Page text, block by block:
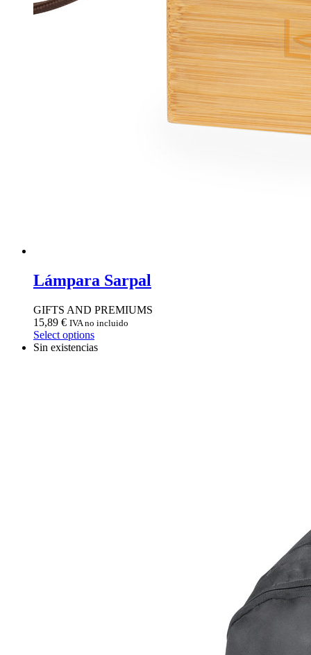
Lámpara Sarpal
GIFTS AND PREMIUMS
15,89 € IVA no incluido
Select options
Sin existencias